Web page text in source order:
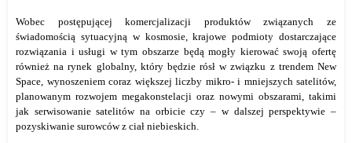
Wobec postępującej komercjalizacji produktów związanych ze
świadomością sytuacyjną w kosmosie, krajowe podmioty dostarczające
rozwiązania i usługi w tym obszarze będą mogły kierować swoją ofertę
również na rynek globalny, który będzie rósł w związku z trendem New
Space, wynoszeniem coraz większej liczby mikro- i mniejszych satelitów,
planowanym rozwojem megakonstelacji oraz nowymi obszarami, takimi
jak serwisowanie satelitów na orbicie czy – w dalszej perspektywie –
pozyskiwanie surowców z ciał niebieskich.